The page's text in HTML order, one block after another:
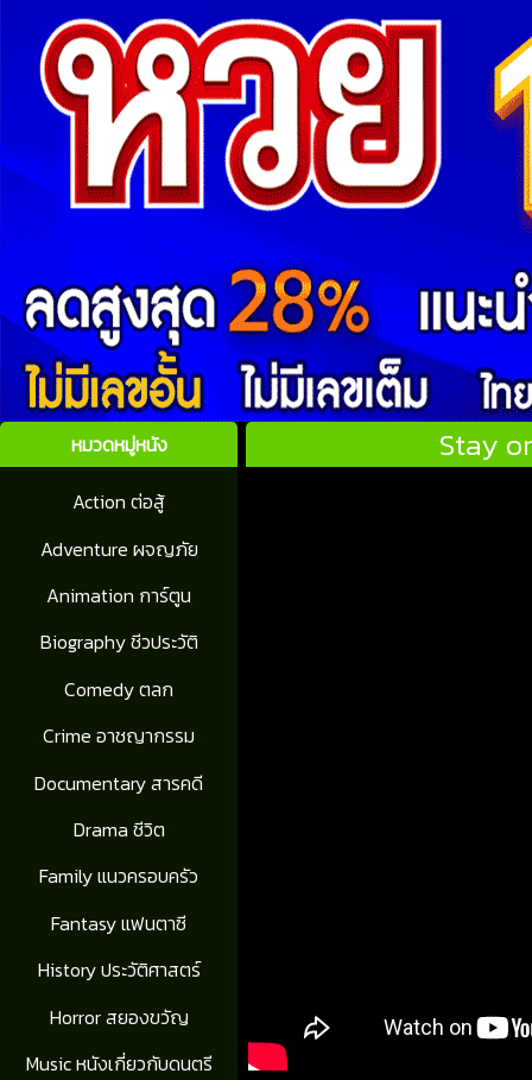
หมวดหมู่หนัง
Action ต่อสู้
Adventure ผจญภัย
Animation การ์ตูน
Biography ชีวประวัติ
Comedy ตลก
Crime อาชญากรรม
Documentary สารคดี
Drama ชีวิต
Family แนวครอบครัว
Fantasy แฟนตาซี
History ประวัติศาสตร์
Horror สยองขวัญ
Music หนังเกี่ยวกับดนตรี
Stay